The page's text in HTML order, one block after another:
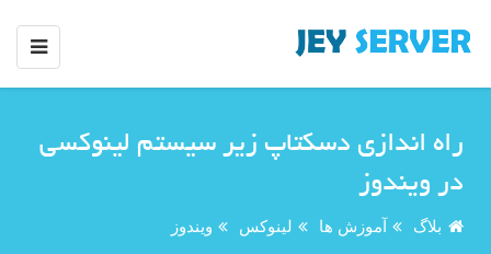
راه اندازی دسکتاپ زیر سیستم لینوکسی
در ویندوز
بلاگ آموزش ها لینوکس ویندوز